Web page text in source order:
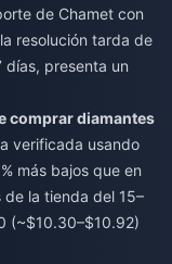
de Chamet con
resolución tarda de
días, presenta un
comprar diamantes
verificada usando
más bajos que en
la tienda del 15–
(~$10.30–$10.92)